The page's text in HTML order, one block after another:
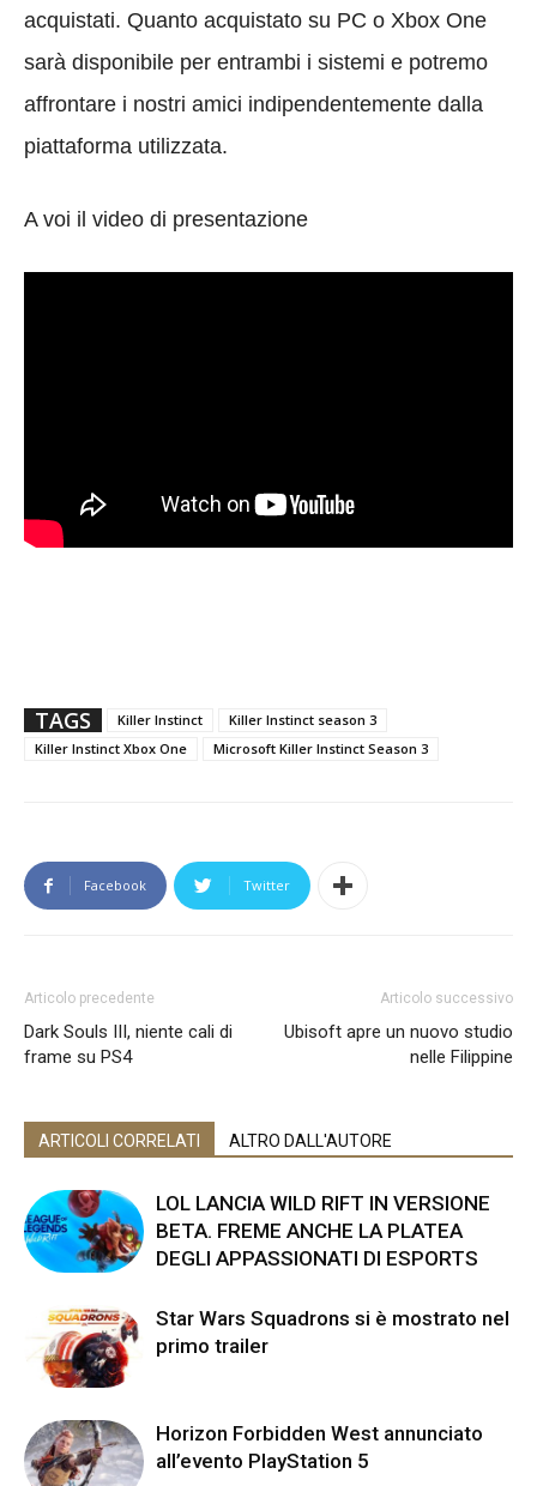
acquistati. Quanto acquistato su PC o Xbox One
sarà disponibile per entrambi i sistemi e potremo
affrontare i nostri amici indipendentemente dalla
piattaforma utilizzata.
A voi il video di presentazione
TAGS Killer Instinct
Killer Instinct season 3
Killer Instinct Xbox One
Microsoft Killer Instinct Season 3
Facebook Twitter
Articolo precedente
Dark Souls III, niente cali di
frame su PS4
Articolo successivo
Ubisoft apre un nuovo studio
nelle Filippine
ARTICOLI CORRELATI ALTRO DALL'AUTORE
LOL LANCIA WILD RIFT IN VERSIONE
BETA. FREME ANCHE LA PLATEA
DEGLI APPASSIONATI DI ESPORTS
Star Wars Squadrons si è mostrato nel
primo trailer
Horizon Forbidden West annunciato
all’evento PlayStation 5